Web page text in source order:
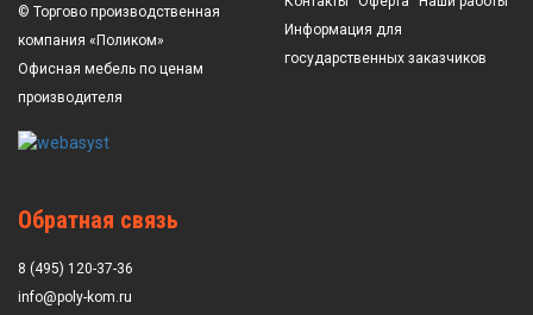
© Торгово производственная
компания «Поликом»
Офисная мебель по ценам
производителя
Информация для
государственных заказчиков
Обратная связь
8 (495) 120-37-36
info@poly-kom.ru